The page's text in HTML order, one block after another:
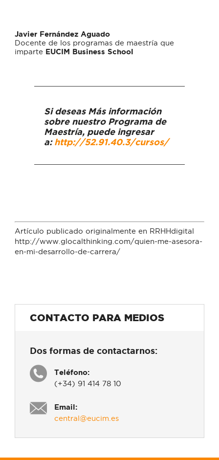
Javier Fernández Aguado
Docente de los programas de maestría que
imparte EUCIM Business School
Si deseas Más información
sobre nuestro Programa de
Maestría, puede ingresar
a: http://52.91.40.3/cursos/
Artículo publicado originalmente en RRHHdigital
http://www.glocalthinking.com/quien-me-asesora-
en-mi-desarrollo-de-carrera/
CONTACTO PARA MEDIOS
Dos formas de contactarnos:
Teléfono:
(+34) 91 414 78 10
Email:
central@eucim.es